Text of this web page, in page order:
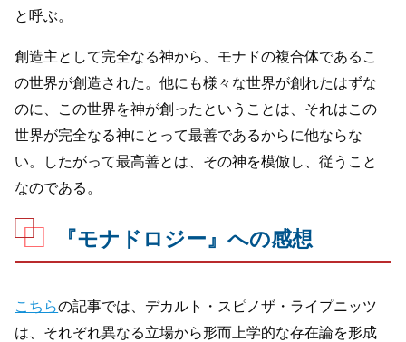
と呼ぶ。
創造主として完全なる神から、モナドの複合体であるこ
の世界が創造された。他にも様々な世界が創れたはずな
のに、この世界を神が創ったということは、それはこの
世界が完全なる神にとって最善であるからに他ならな
い。したがって最高善とは、その神を模倣し、従うこと
なのである。
『モナドロジー』への感想
こちらの記事では、デカルト・スピノザ・ライプニッツ
は、それぞれ異なる立場から形而上学的な存在論を形成